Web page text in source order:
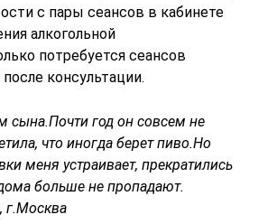
с пары сеансов в кабинете
алкогольной
потребуется сеансов
консультации.
сына.Почти год он совсем не
что иногда берет пиво.Но
меня устраивает, прекратились
больше не пропадают.
г.Москва